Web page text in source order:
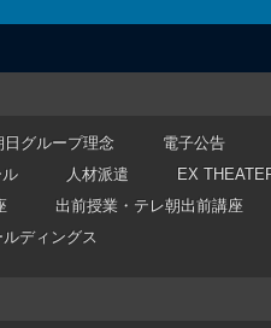
日グループ理念
電子公告
人材派遣
EX
出前授業・テレ朝出前講座
ディングス